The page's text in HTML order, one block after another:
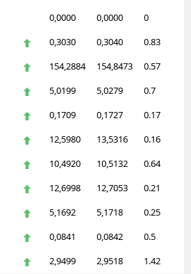
0,0000 0,0000
0
0,3030 0,3040
0.83
154,2884 154,8473
0.57
5,0199 5,0279
0.7
0,1709 0,1727
0.17
12,5980 13,5316
0.16
10,4920 10,5132
0.64
12,6998 12,7053
0.21
5,1692 5,1718
0.25
0,0841 0,0842
0.5
2,9499 2,9518 1.42